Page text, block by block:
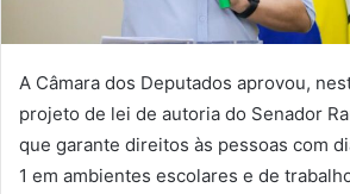
A Câmara dos Deputados aprovou,
projeto de lei de autoria do Senador
que garante direitos às pessoas com
1 em ambientes escolares e de